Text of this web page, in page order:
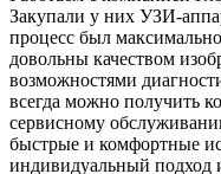
Закупали у них УЗИ-
процесс был
довольны качеством
возможностями
всегда можно получить
сервисному
быстрые и комфортные
индивидуальный подход